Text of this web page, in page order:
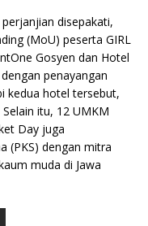
disepakati,
(MoU) peserta GIRL
Gosyen dan Hotel
penayangan
kedua hotel tersebut,
itu, 12 UMKM
Day juga
(PKS) dengan mitra
muda di Jawa